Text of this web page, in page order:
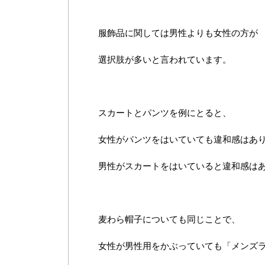
服飾品に関しては男性よりも女性の方が
選択肢が多いと言われています。
スカートとパンツを例にとると、
女性がパンツをはいていても違和感はあ
男性がスカートをはいていると違和感は
麦わら帽子についても同じことで、
女性が男性用をかぶっていても「メンズラ